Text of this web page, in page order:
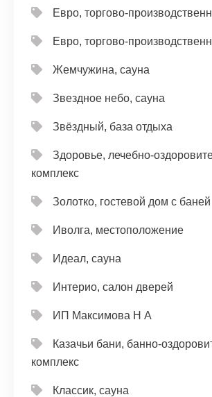
Евро, торгово-
Евро, торгово-
Жемчужина, сауна
Звездное небо, сауна
Звёздный, база отдыха
Здоровье, лечебно-
комплекс
Золотко, гостевой дом с баней
Иволга, местоположение
Идеал, сауна
Интерио, салон дверей
ИП Максимова Н А
Казачьи бани, банно-
комплекс
Классик, сауна